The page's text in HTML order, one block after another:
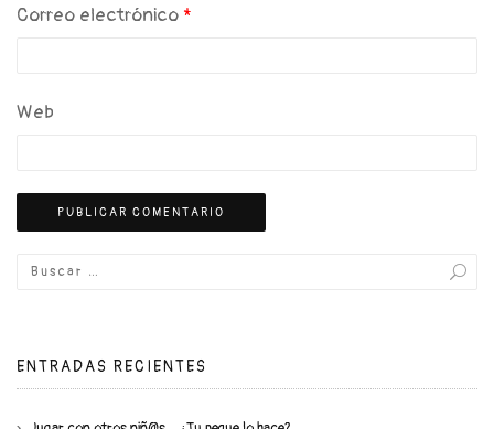
Correo electrónico *
Web
ENTRADAS RECIENTES